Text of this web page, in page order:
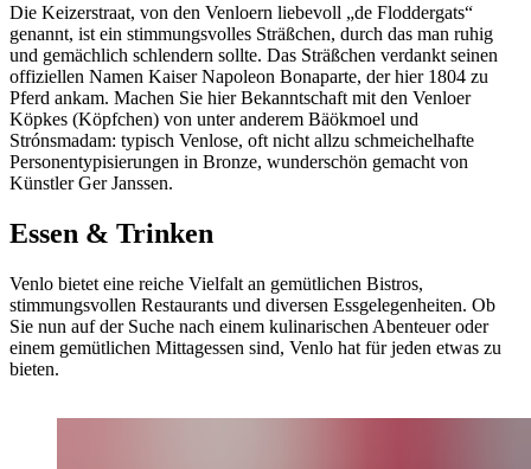
Die Keizerstraat, von den Venloern liebevoll „de Floddergats“
genannt, ist ein stimmungsvolles Sträßchen, durch das man ruhig
und gemächlich schlendern sollte. Das Sträßchen verdankt seinen
offiziellen Namen Kaiser Napoleon Bonaparte, der hier 1804 zu
Pferd ankam. Machen Sie hier Bekanntschaft mit den Venloer
Köpkes (Köpfchen) von unter anderem Bäökmoel und
Strónsmadam: typisch Venlose, oft nicht allzu schmeichelhafte
Personentypisierungen in Bronze, wunderschön gemacht von
Künstler Ger Janssen.
Essen & Trinken
Venlo bietet eine reiche Vielfalt an gemütlichen Bistros,
stimmungsvollen Restaurants und diversen Essgelegenheiten. Ob
Sie nun auf der Suche nach einem kulinarischen Abenteuer oder
einem gemütlichen Mittagessen sind, Venlo hat für jeden etwas zu
bieten.